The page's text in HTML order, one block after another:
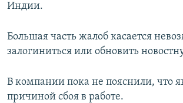
Индии.
Большая часть жалоб касается
залогиниться или обновить
В компании пока не пояснили, что
причиной сбоя в работе.